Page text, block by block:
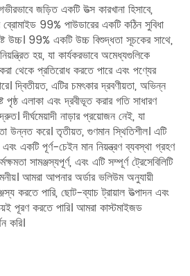
জড়িত একটি উত্স কারখানা হিসাবে,
ব্রোমাইড 99% পাউডারের একটি কঠিন সুবিধা
উচ্চ। 99% একটি উচ্চ বিশুদ্ধতা সূচকের সাথে,
হয়, যা কার্যকরভাবে অমেধ্যগুলিকে
থেকে প্রতিরোধ করতে পারে এবং পণ্যের
দ্বিতীয়ত, এটির চমৎকার দ্রবণীয়তা, অভিন্ন
পৃষ্ঠ এলাকা এবং দ্রবীভূত করার গতি সাধারণ
দীর্ঘমেয়াদী নাড়ার প্রয়োজন নেই, যা
উন্নত করে। তৃতীয়ত, গুণমান স্থিতিশীল। এটি
একটি পূর্ণ-চেইন মান নিয়ন্ত্রণ ব্যবস্থা গ্রহণ
সামঞ্জস্যপূর্ণ, এবং এটি সম্পূর্ণ ট্রেসেবিলিটি
আমরা আপনার অর্ডার ভলিউম অনুযায়ী
করতে পারি, ছোট-ব্যাচ ট্রায়াল উত্পাদন এবং
পূরণ করতে পারি। আমরা কাস্টমাইজড
করি।